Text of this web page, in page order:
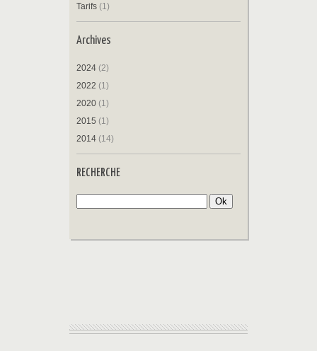
Tarifs (1)
Archives
2024 (2)
2022 (1)
2020 (1)
2015 (1)
2014 (14)
RECHERCHE